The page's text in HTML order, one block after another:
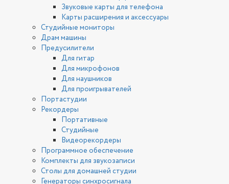
Звуковые карты для телефона
Карты расширения и аксессуары
Студийные мониторы
Драм машины
Предусилители
Для гитар
Для микрофонов
Для наушников
Для проигрывателей
Портастудии
Рекордеры
Портативные
Студийные
Видеорекордеры
Программное обеспечение
Комплекты для звукозаписи
Столы для домашней студии
Генераторы синхросигнала